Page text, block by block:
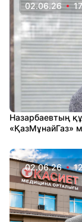
02.06.26
Назарбаевтың
«ҚазМұнайГаз»
02.06.26